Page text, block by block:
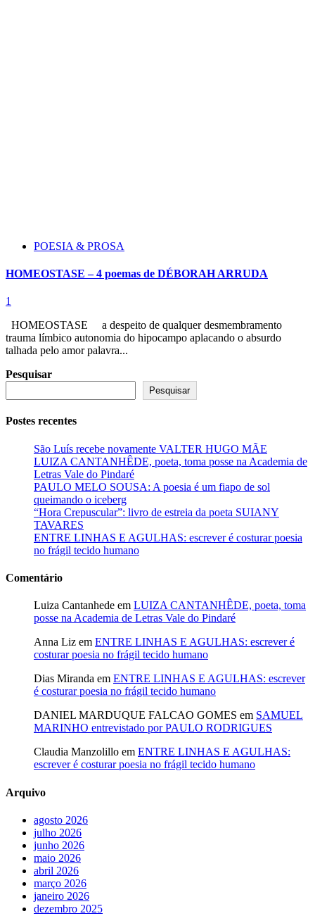
POESIA & PROSA
HOMEOSTASE – 4 poemas de DÉBORAH ARRUDA
1
HOMEOSTASE a despeito de qualquer desmembramento
trauma límbico autonomia do hipocampo aplacando o absurdo
talhada pelo amor palavra...
Pesquisar
Pesquisar
Postes recentes
São Luís recebe novamente VALTER HUGO MÃE
LUIZA CANTANHÊDE, poeta, toma posse na Academia de
Letras Vale do Pindaré
PAULO MELO SOUSA: A poesia é um fiapo de sol
queimando o iceberg
“Hora Crepuscular”: livro de estreia da poeta SUIANY
TAVARES
ENTRE LINHAS E AGULHAS: escrever é costurar poesia
no frágil tecido humano
Comentário
Luiza Cantanhede em LUIZA CANTANHÊDE, poeta, toma
posse na Academia de Letras Vale do Pindaré
Anna Liz em ENTRE LINHAS E AGULHAS: escrever é
costurar poesia no frágil tecido humano
Dias Miranda em ENTRE LINHAS E AGULHAS: escrever
é costurar poesia no frágil tecido humano
DANIEL MARDUQUE FALCAO GOMES em SAMUEL
MARINHO entrevistado por PAULO RODRIGUES
Claudia Manzolillo em ENTRE LINHAS E AGULHAS:
escrever é costurar poesia no frágil tecido humano
Arquivo
agosto 2026
julho 2026
junho 2026
maio 2026
abril 2026
março 2026
janeiro 2026
dezembro 2025